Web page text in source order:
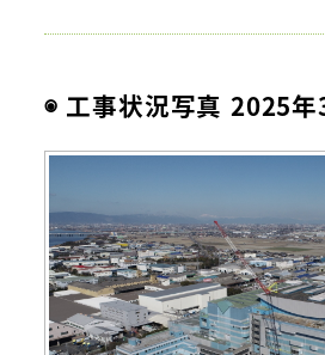
◉ 工事状況写真 2025年